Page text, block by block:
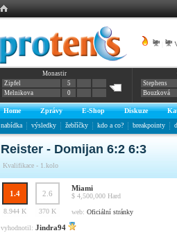
Monastir
Zipfel
5
Melnikova
0
Stephens
Bouzková
Home Zprávy E-Shop Diskuze
nabídka
výsledky žebříčky kdo a co? breakpointy
Reister - Domijan 6:2 6:3
Kvalifikace - 1.kolo
1.4 2.6
Miami
$ 4,500,000 Hard
8.944 K
370 K web: Oficiální stránky
vyhodnotil: Jindra94